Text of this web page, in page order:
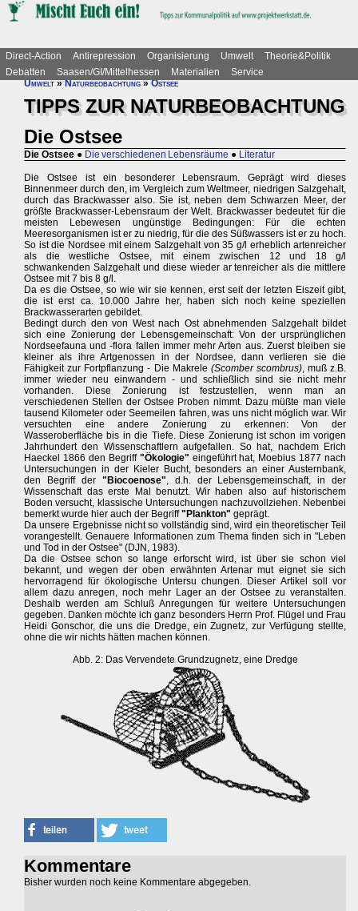
Direct-Action Antirepression Organisierung Umwelt
Theorie&Politik
Debatten
Saasen/GI/Mittelhessen Materialien
Service
Umwelt»Naturbeobachtung»Ostsee
TIPPS ZUR NATURBEOBACHTUNG
Die Ostsee
Die Ostsee ● Die verschiedenen Lebensräume ● Literatur
Die Ostsee ist ein besonderer Lebensraum. Geprägt wird dieses
Binnenmeer durch den, im Vergleich zum Weltmeer, niedrigen Salzgehalt,
durch das Brackwasser also. Sie ist, neben dem Schwarzen Meer, der
größte Brackwasser-Lebensraum der Welt. Brackwasser bedeutet für die
meisten Lebewesen ungünstige Bedingungen: Für die echten
Meeresorganismen ist er zu niedrig, für die des Süßwassers ist er zu hoch.
So ist die Nordsee mit einem Salzgehalt von 35 g/l erheblich artenreicher
als die westliche Ostsee, mit einem zwischen 12 und 18 g/l
schwankenden Salzgehalt und diese wieder ar tenreicher als die mittlere
Ostsee mit 7 bis 8 g/l.
Da es die Ostsee, so wie wir sie kennen, erst seit der letzten Eiszeit gibt,
die ist erst ca. 10.000 Jahre her, haben sich noch keine speziellen
Brackwasserarten gebildet.
Bedingt durch den von West nach Ost abnehmenden Salzgehalt bildet
sich eine Zonierung der Lebensgemeinschaft: Von der ursprünglichen
Nordseefauna und -flora fallen immer mehr Arten aus. Zuerst bleiben sie
kleiner als ihre Artgenossen in der Nordsee, dann verlieren sie die
Fähigkeit zur Fortpflanzung - Die Makrele (Scomber scombrus), muß z.B.
immer wieder neu einwandern - und schließlich sind sie nicht mehr
vorhanden. Diese Zonierung ist festzustellen, wenn man an
verschiedenen Stellen der Ostsee Proben nimmt. Dazu müßte man viele
tausend Kilometer oder Seemeilen fahren, was uns nicht möglich war. Wir
versuchten eine andere Zonierung zu erkennen: Von der
Wasseroberfläche bis in die Tiefe. Diese Zonierung ist schon im vorigen
Jahrhundert den Wissenschaftlern aufgefallen. So hat, nachdem Erich
Haeckel 1866 den Begriff "Ökologie" eingeführt hat, Moebius 1877 nach
Untersuchungen in der Kieler Bucht, besonders an einer Austernbank,
den Begriff der "Biocoenose", d.h. der Lebensgemeinschaft, in der
Wissenschaft das erste Mal benutzt. Wir haben also auf historischem
Boden versucht, klassische Untersuchungen nachzuvollziehen. Nebenbei
bemerkt wurde hier auch der Begriff"Plankton" geprägt.
Da unsere Ergebnisse nicht so vollständig sind, wird ein theoretischer Teil
vorangestellt. Genauere Informationen zum Thema finden sich in "Leben
und Tod in der Ostsee" (DJN, 1983).
Da die Ostsee schon so lange erforscht wird, ist über sie schon viel
bekannt, und wegen der oben erwähnten Artenar mut eignet sie sich
hervorragend für ökologische Untersu chungen. Dieser Artikel soll vor
allem dazu anregen, noch mehr Lager an der Ostsee zu veranstalten.
Deshalb werden am Schluß Anregungen für weitere Untersuchungen
gegeben. Danken möchte ich ganz besonders Herrn Prof. Flügel und Frau
Heidi Gonschor, die uns die Dredge, ein Zugnetz, zur Verfügung stellte,
ohne die wir nichts hätten machen können.
Abb. 2: Das Vervendete Grundzugnetz, eine Dredge
Kommentare
Bisher wurden noch keine Kommentare abgegeben.